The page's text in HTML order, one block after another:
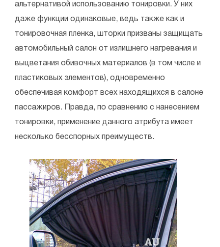
альтернативой использованию тонировки. У них
даже функции одинаковые, ведь также как и
тонировочная пленка, шторки призваны защищать
автомобильный салон от излишнего нагревания и
выцветания обивочных материалов (в том числе и
пластиковых элементов), одновременно
обеспечивая комфорт всех находящихся в салоне
пассажиров. Правда, по сравнению с нанесением
тонировки, применение данного атрибута имеет
несколько бесспорных преимуществ.